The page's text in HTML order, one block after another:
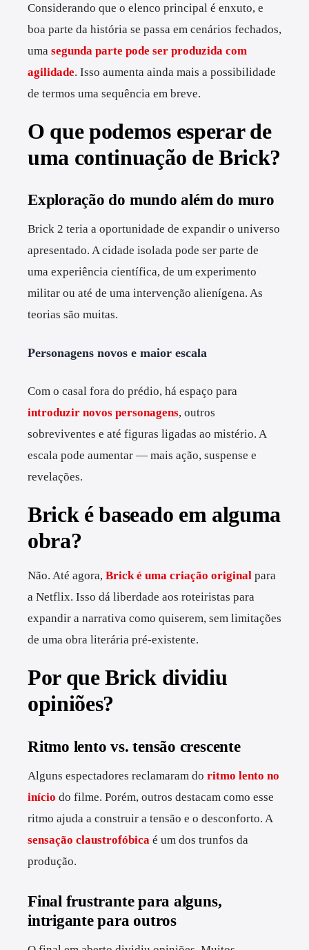
Considerando que o elenco principal é enxuto, e
boa parte da história se passa em cenários fechados,
uma segunda parte pode ser produzida com
agilidade. Isso aumenta ainda mais a possibilidade
de termos uma sequência em breve.
O que podemos esperar de
uma continuação de Brick?
Exploração do mundo além do muro
Brick 2 teria a oportunidade de expandir o universo
apresentado. A cidade isolada pode ser parte de
uma experiência científica, de um experimento
militar ou até de uma intervenção alienígena. As
teorias são muitas.
Personagens novos e maior escala
Com o casal fora do prédio, há espaço para
introduzir novos personagens, outros
sobreviventes e até figuras ligadas ao mistério. A
escala pode aumentar — mais ação, suspense e
revelações.
Brick é baseado em alguma
obra?
Não. Até agora, Brick é uma criação original para
a Netflix. Isso dá liberdade aos roteiristas para
expandir a narrativa como quiserem, sem limitações
de uma obra literária pré-existente.
Por que Brick dividiu
opiniões?
Ritmo lento vs. tensão crescente
Alguns espectadores reclamaram do ritmo lento no
início do filme. Porém, outros destacam como esse
ritmo ajuda a construir a tensão e o desconforto. A
sensação claustrofóbica é um dos trunfos da
produção.
Final frustrante para alguns,
intrigante para outros